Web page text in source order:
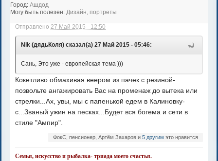
Город: Ашдод
Могу быть полезен: Дизайн, портреты
Отправлено 27 Май 2015 - 12:50
Nik (дядьКоля) сказал(а) 27 Май 2015 - 05:46:
Сань, Это уже - европейская тема )))
Кокетливо обмахивая веером из пачек с резиной-
позвольте ангажировать Вас на променаж до вытека или
стрелки...Ах, увы, мы с папенькой едем в Калиновку-
с...Званый ужин на песках...Будет вся богема и сети в
стиле "Ампир".
ФокС, пенсионер, Артём Захаров и 5 другим это нравится
Семья, искусство и рыбалка- триада моего счастья.